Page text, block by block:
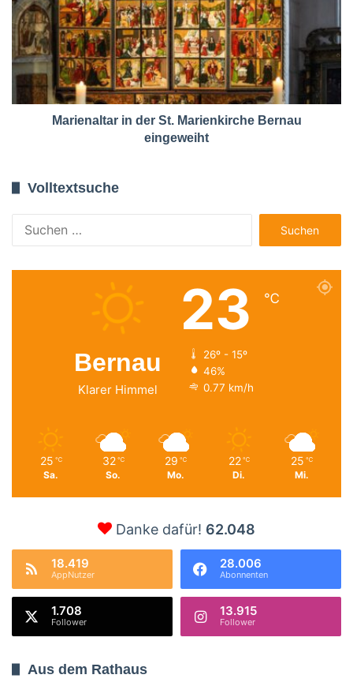
Marienaltar in der St. Marienkirche Bernau
eingeweiht
Volltextsuche
nach:
Bernau
Klarer Himmel
23 ℃
26º - 15º
46%
0.77 km/h
25 ℃
Sa.
32 ℃
So.
29 ℃
Mo.
22 ℃
Di.
25 ℃
Mi.
Danke dafür! 62.048
18.419
AppNutzer
28.006
Abonnenten
1.708
Follower
13.915
Follower
Aus dem Rathaus